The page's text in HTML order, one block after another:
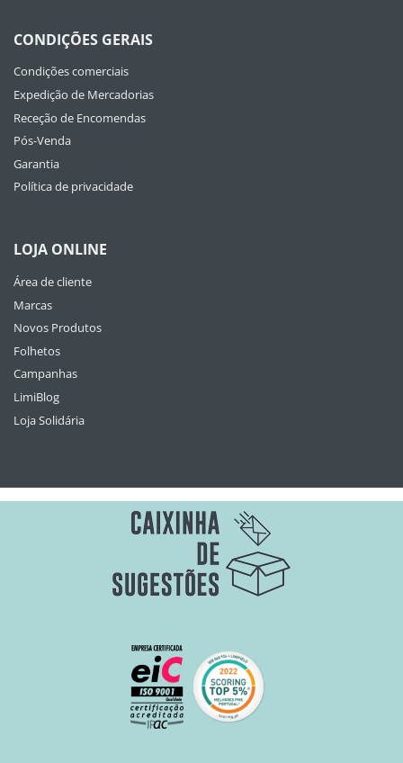
CONDIÇÕES GERAIS
Condições comerciais
Expedição de Mercadorias
Receção de Encomendas
Pós-Venda
Garantia
Política de privacidade
LOJA ONLINE
Área de cliente
Marcas
Novos Produtos
Folhetos
Campanhas
LimiBlog
Loja Solidária